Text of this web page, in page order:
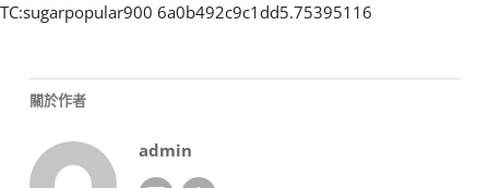
TC:sugarpopular900 6a0b492c9c1dd5.75395116
關於作者
admin